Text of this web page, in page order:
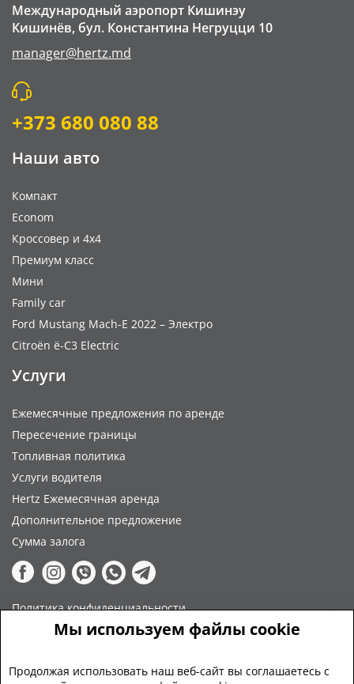
Международный аэропорт Кишинэу
Кишинёв, бул. Константина Негруцци 10
manager@hertz.md
+373 680 080 88
Наши авто
Компакт
Econom
Кроссовер и 4x4
Премиум класс
Мини
Family car
Ford Mustang Mach-E 2022 – Электро
Citroën ë-C3 Electric
Услуги
Ежемесячные предложения по аренде
Пересечение границы
Топливная политика
Услуги водителя
Hertz Ежемесячная аренда
Дополнительное предложение
Сумма залога
Политика конфиденциальности
Положения и условия
Мы используем файлы cookie
Продолжая использовать наш веб-сайт вы соглашаетесь с